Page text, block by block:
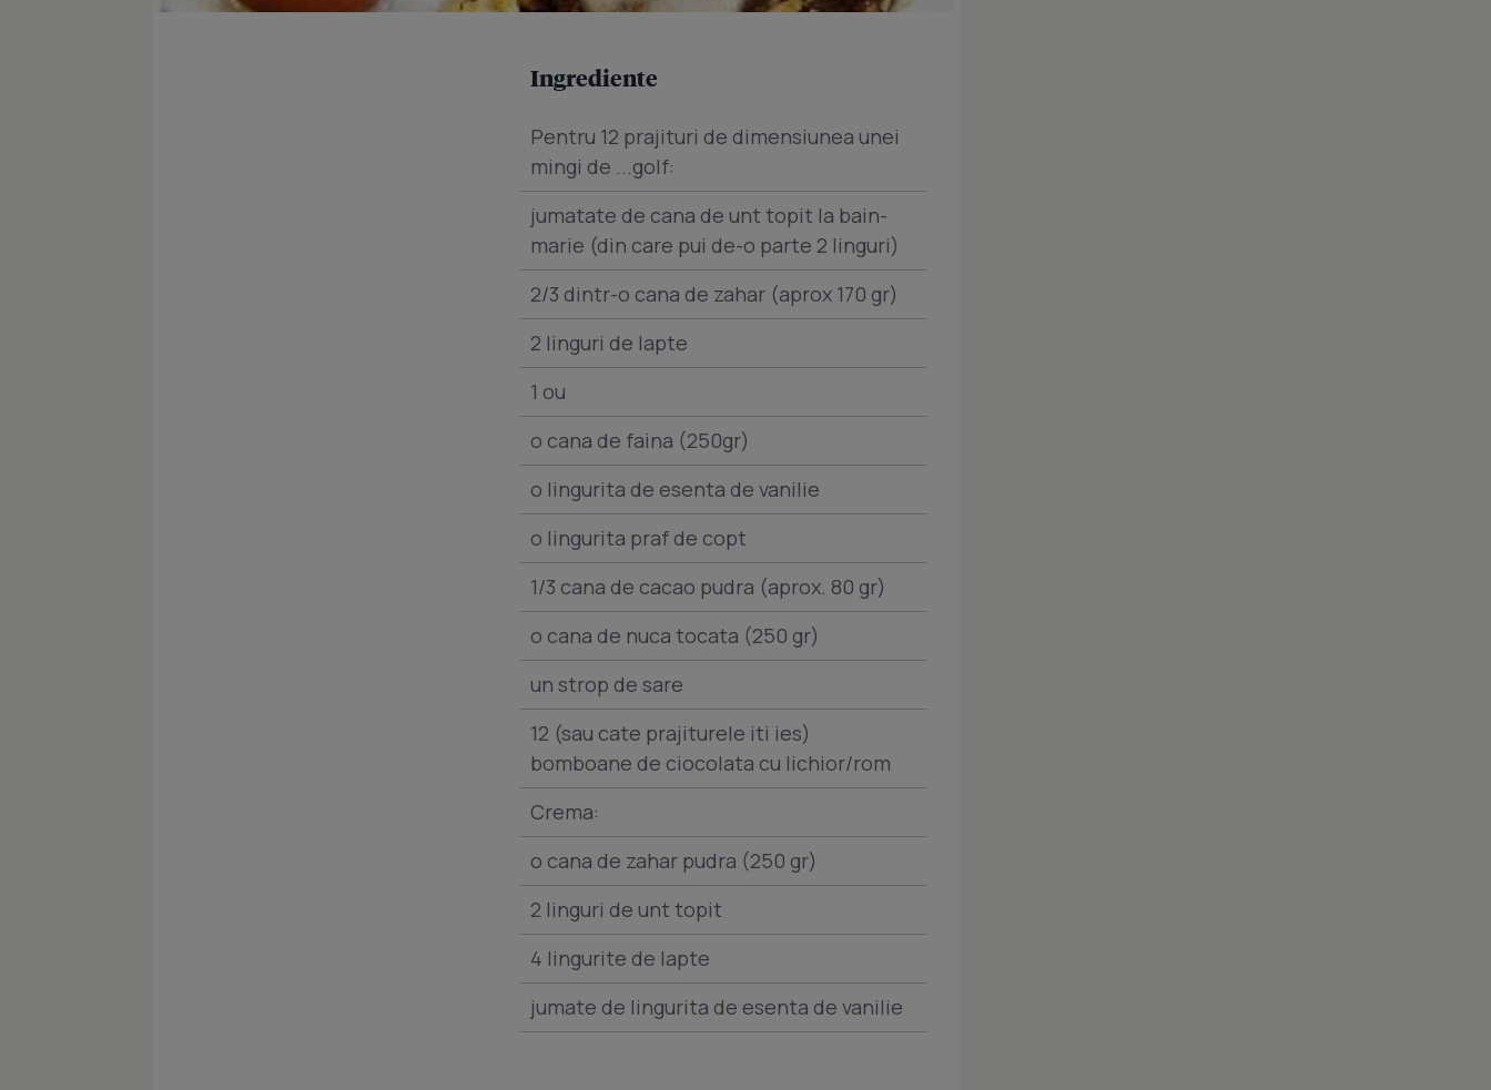
Ingrediente
Pentru 12 prajituri de dimensiunea unei
mingi de ...golf:
jumatate de cana de unt topit la bain-
marie (din care pui de-o parte 2 linguri)
2/3 dintr-o cana de zahar (aprox 170 gr)
2 linguri de lapte
1 ou
o cana de faina (250gr)
o lingurita de esenta de vanilie
o lingurita praf de copt
1/3 cana de cacao pudra (aprox. 80 gr)
o cana de nuca tocata (250 gr)
un strop de sare
12 (sau cate prajiturele iti ies)
bomboane de ciocolata cu lichior/rom
Crema:
o cana de zahar pudra (250 gr)
2 linguri de unt topit
4 lingurite de lapte
jumate de lingurita de esenta de vanilie